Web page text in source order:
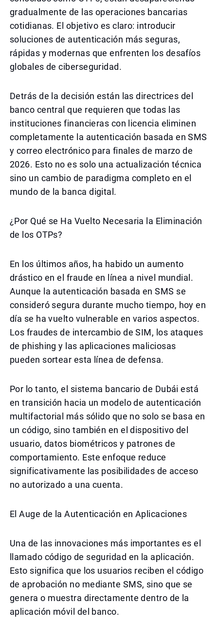
gradualmente de las operaciones bancarias
cotidianas. El objetivo es claro: introducir
soluciones de autenticación más seguras,
rápidas y modernas que enfrenten los desafíos
globales de ciberseguridad.
Detrás de la decisión están las directrices del
banco central que requieren que todas las
instituciones financieras con licencia eliminen
completamente la autenticación basada en SMS
y correo electrónico para finales de marzo de
2026. Esto no es solo una actualización técnica
sino un cambio de paradigma completo en el
mundo de la banca digital.
¿Por Qué se Ha Vuelto Necesaria la Eliminación
de los OTPs?
En los últimos años, ha habido un aumento
drástico en el fraude en línea a nivel mundial.
Aunque la autenticación basada en SMS se
consideró segura durante mucho tiempo, hoy en
día se ha vuelto vulnerable en varios aspectos.
Los fraudes de intercambio de SIM, los ataques
de phishing y las aplicaciones maliciosas
pueden sortear esta línea de defensa.
Por lo tanto, el sistema bancario de Dubái está
en transición hacia un modelo de autenticación
multifactorial más sólido que no solo se basa en
un código, sino también en el dispositivo del
usuario, datos biométricos y patrones de
comportamiento. Este enfoque reduce
significativamente las posibilidades de acceso
no autorizado a una cuenta.
El Auge de la Autenticación en Aplicaciones
Una de las innovaciones más importantes es el
llamado código de seguridad en la aplicación.
Esto significa que los usuarios reciben el código
de aprobación no mediante SMS, sino que se
genera o muestra directamente dentro de la
aplicación móvil del banco.